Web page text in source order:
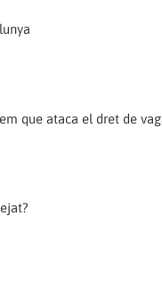
que ataca el dret de